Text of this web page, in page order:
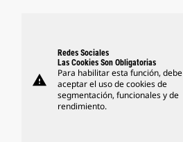
warning
Redes Sociales
Las Cookies Son Obligatorias
Para habilitar esta función, debe
aceptar el uso de cookies de
segmentación, funcionales y de
rendimiento.